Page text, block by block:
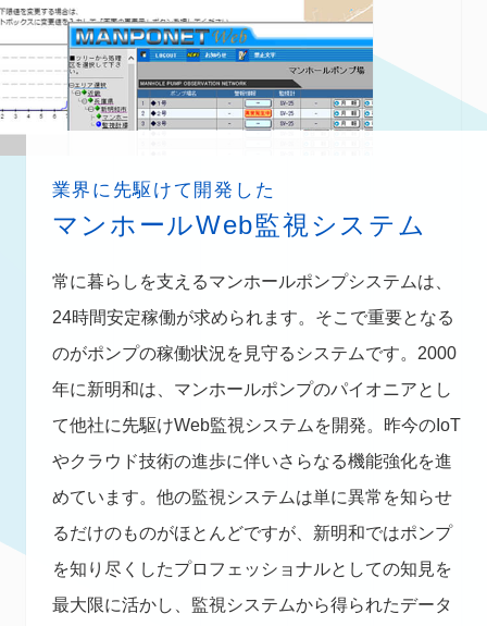
業界に先駆けて開発した
マンホールWeb監視システム
常に暮らしを支えるマンホールポンプシステムは、
24時間安定稼働が求められます。そこで重要となる
のがポンプの稼働状況を見守るシステムです。2000
年に新明和は、マンホールポンプのパイオニアとし
て他社に先駆けWeb監視システムを開発。昨今のIoT
やクラウド技術の進歩に伴いさらなる機能強化を進
めています。他の監視システムは単に異常を知らせ
るだけのものがほとんどですが、新明和ではポンプ
を知り尽くしたプロフェッショナルとしての知見を
最大限に活かし、監視システムから得られたデータ